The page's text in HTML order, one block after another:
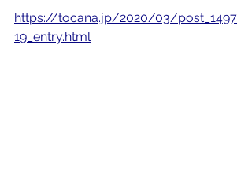
https://tocana.jp/2020/03/post_1497
19_entry.html